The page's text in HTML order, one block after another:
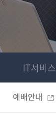
IT서비스
예배안내